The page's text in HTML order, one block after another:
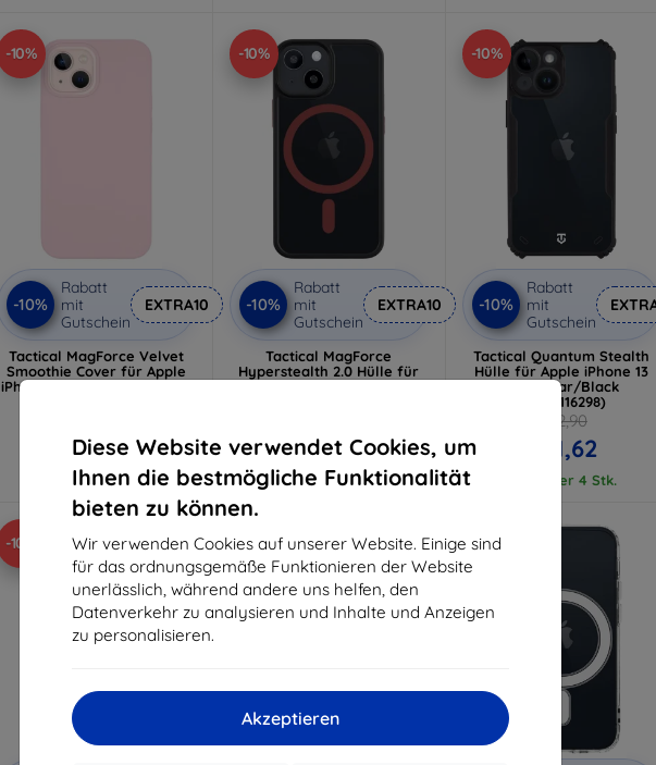
Diese Website verwendet Cookies, um
Ihnen die bestmögliche Funktionalität
bieten zu können.
Wir verwenden Cookies auf unserer Website. Einige sind
für das ordnungsgemäße Funktionieren der Website
unerlässlich, während andere uns helfen, den
Datenverkehr zu analysieren und Inhalte und Anzeigen
zu personalisieren.
Akzeptieren
-10%
-10%
Rabatt
mit
Gutschein
EXTRA10
Tactical MagForce Velvet
Smoothie Cover für Apple
iPhone 13 mini Pink Panther
€ 12,50
Auf Lager > 5 Stk.
-10%
-10%
Rabatt
mit
Gutschein
EXTRA10
Tactical MagForce
Hyperstealth 2.0 Hülle für
iPhone 13 mini Black/Red
€ 12,50
Auf Lager > 5 Stk.
-10%
-10%
Rabatt
mit
Gutschein
Tactical Quantum Stealth
Hülle für Apple iPhone 13
mini Clear/Black
(57983116298)
€ 12,90
€ 11,62
Auf Lager 4 Stk.
-10% -10% -10%